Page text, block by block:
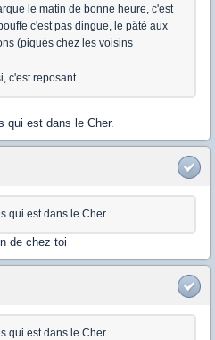
le matin de bonne heure, c'est
c'est pas dingue, le pâté aux
(piqués chez les voisins
c'est reposant.
qui est dans le Cher.
qui est dans le Cher.
de chez toi
qui est dans le Cher.